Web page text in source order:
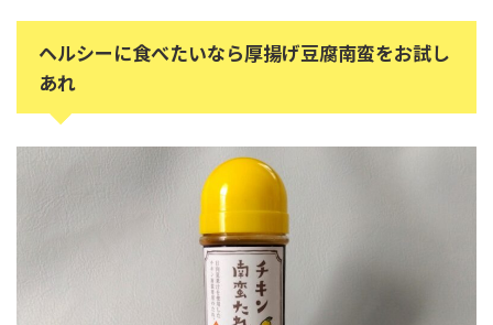
ヘルシーに食べたいなら厚揚げ豆腐南蛮をお試し
あれ